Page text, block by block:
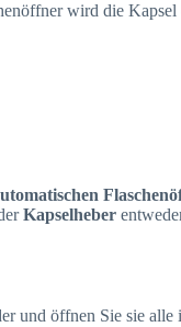
wird die
Kapselheber
und öffnen Sie sie alle